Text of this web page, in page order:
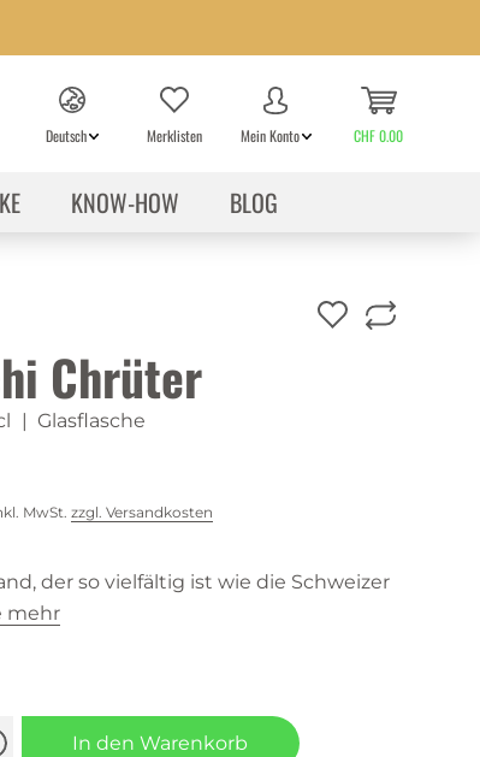
Deutsch Merklisten Mein Konto CHF 0.00
KNOW-HOW BLOG
Chrüter
| Glasflasche
MwSt. zzgl. Versandkosten
der so vielfältig ist wie die Schweizer
mehr
In den Warenkorb